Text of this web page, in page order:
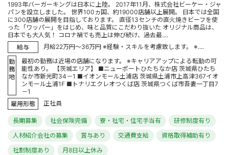
1993年バーガーキングは日本に上陸。 2017年11月、株式会社ビーケー・ジャ
パンを設立しました。 世界100ヵ国、約19000店舗以上展開。 日本では全国
に300店舗の展開を目指しております。 直径13センチの直火焼きビーフを使
った「ワッパー」をはじめ、味と品質にこだわり抜いた オリジナル商品は、
日本でも大人気！ コロナ禍でも売上は伸び続け、過去最....
給与
月給22万円～36万円 ※経験・スキルを考慮致します。 ※....
勤
務
地
最初の勤務は近場の店舗になります。 ※キャリアアップによる転勤の可
能性あり。 【茨城エリア】 ■ニューポートひたちなか店 茨城県ひたち
なか市新光町34－1 ■イオンモール土浦店 茨城県土浦市上高津367イオ
ンモール土浦1F ■トナリエクレオつくば店 茨城県つくば市吾妻一丁目7
－1
雇用形態
正社員
長期募集 社会保険完備 寮・社宅・住宅手当有
研修制度有り
人材紹介会社の募集
賞与あり 交通費支給
資格取得補助有り
社割制度あり
月8日以上休み